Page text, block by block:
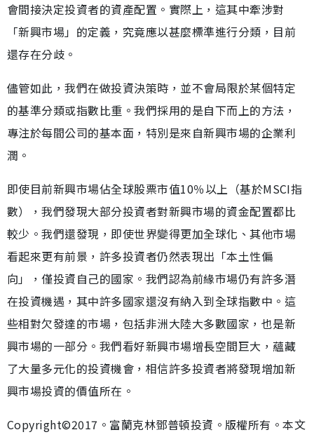
會間接決定投資者的資產配置。實際上，這其中牽涉對
「新興市場」的定義，究竟應以甚麼標準進行分類，目前
還存在分歧。
儘管如此，我們在做投資決策時，並不會局限於某個特定
的基準分類或指數比重。我們採用的是自下而上的方法，
專注於每間公司的基本面，特別是來自新興市場的企業利
潤。
即使目前新興市場佔全球股票市值10％以上（基於MSCI指
數），我們發現大部分投資者對新興市場的資金配置都比
較少。我們還發現，即使世界變得更加全球化、其他市場
看起來更有前景，許多投資者仍然表現出「本土性偏
向」，僅投資自己的國家。我們認為前緣市場仍有許多潛
在投資機遇，其中許多國家還沒有納入到全球指數中。這
些相對欠發達的市場，包括非洲大陸大多數國家，也是新
興市場的一部分。我們看好新興市場增長空間巨大，蘊藏
了大量多元化的投資機會，相信許多投資者將發現增加新
興市場投資的價值所在。
Copyright©2017。富蘭克林鄧普頓投資。版權所有。本文